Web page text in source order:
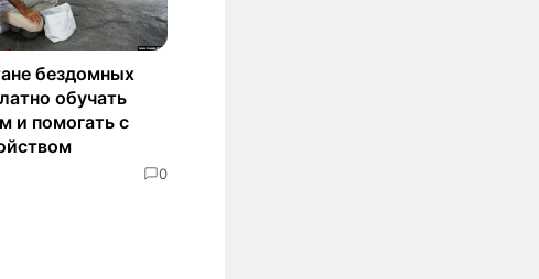
бездомных
обучать
и помогать с
0